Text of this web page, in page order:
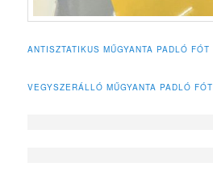
ANTISZTATIKUS MŰGYANTA PADLÓ FÓT
VEGYSZERÁLLÓ MŰGYANTA PADLÓ FÓT